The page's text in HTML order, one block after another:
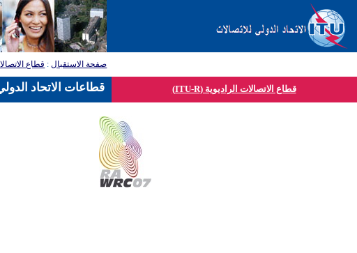
صفحة الاستقبال: قطاع
قطاع الاتصالات الراديوية (ITU-R) قطاعات الاتحاد